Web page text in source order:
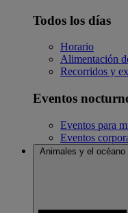
Todos los días
Horario
Alimentación
Recorridos y
Eventos
Eventos para
Eventos
Animales y el océano